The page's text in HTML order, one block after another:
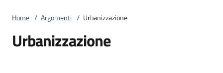
Home / Argomenti / Urbanizzazione
Urbanizzazione